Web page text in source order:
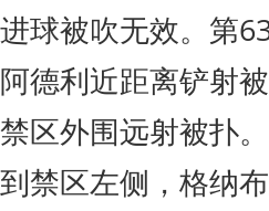
进球被吹无效。第
阿德利近距离铲射
禁区外围远射被扑
到禁区左侧，格纳